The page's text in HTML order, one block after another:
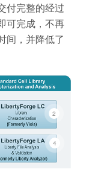
付完整的经过
可完成，不再
间，并降低了
2
4